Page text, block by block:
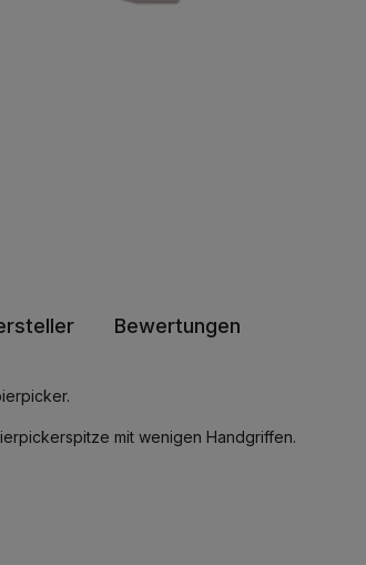
Bewertungen
mit wenigen Handgriffen.